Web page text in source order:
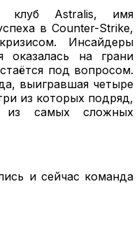
клуб Astralis, имя
в Counter-Strike,
Инсайдеры
оказалась на грани
под вопросом.
выигравшая четыре
из которых подряд,
из самых сложных